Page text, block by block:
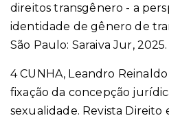
direitos transgênero - a
identidade de gênero de
São Paulo: Saraiva Jur, 2025.
4 CUNHA, Leandro
fixação da concepção
sexualidade. Revista Direito